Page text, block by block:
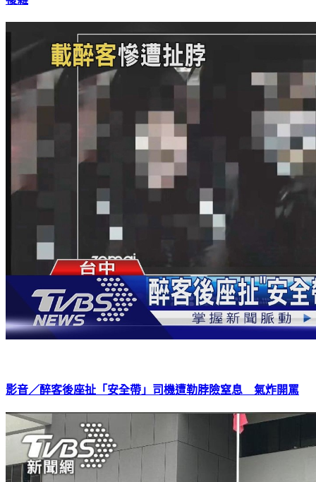
影音／醉客後座扯「安全帶」司機遭勒脖險窒息 氣炸開罵